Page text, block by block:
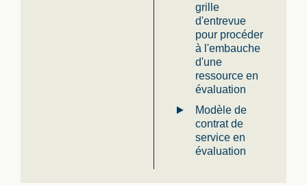
grille
d'entrevue
pour procéder
à l'embauche
d'une
ressource en
évaluation
Modèle de
contrat de
service en
évaluation